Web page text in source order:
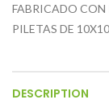
FABRICADO CON
PILETAS DE 10X10
DESCRIPTION